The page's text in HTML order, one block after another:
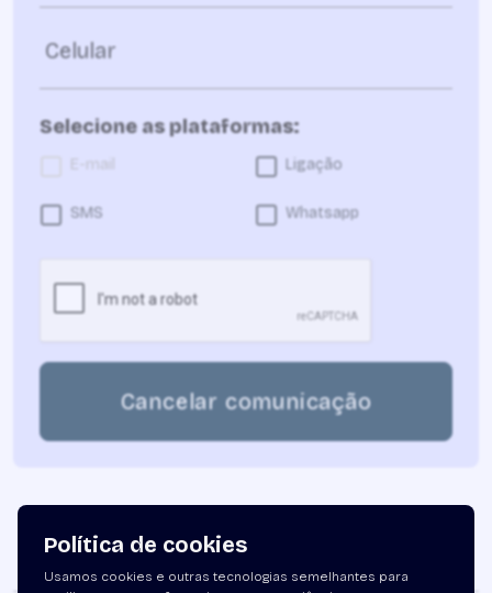
Celular
Selecione as plataformas:
E-mail Ligação
SMS Whatsapp
Cancelar comunicação
Política de cookies
Usamos cookies e outras tecnologias semelhantes para